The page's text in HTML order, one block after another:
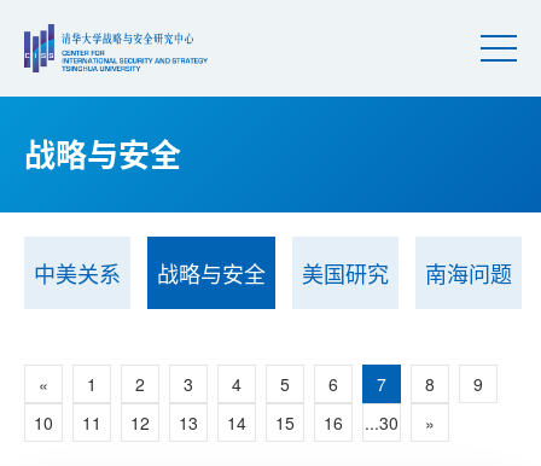
战略与安全
中美关系 战略与安全 美国研究 南海问题
« 1 2 3 4 5 6 7 8
9
10
11 12 13 14 15 16 ...30 »